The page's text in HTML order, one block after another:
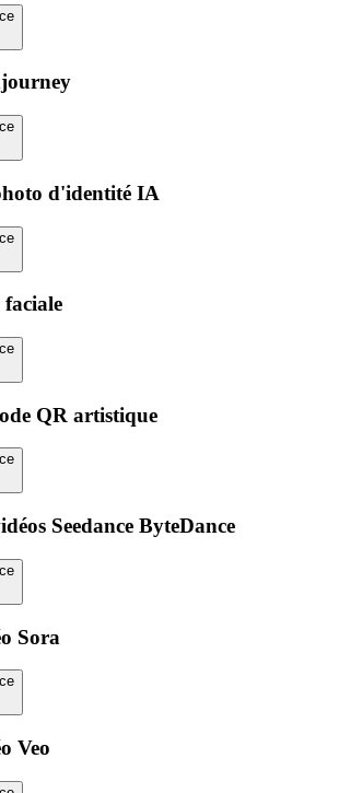
d'identité IA
QR artistique
Seedance ByteDance
Sora
Veo